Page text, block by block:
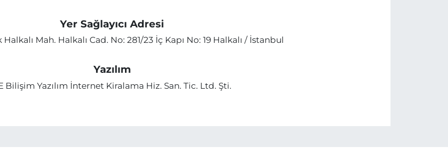
Yer Sağlayıcı Adresi
Mah. Halkalı Cad. No: 281/23 İç Kapı No: 19 Halkalı / İstanbul
Yazılım
Bilişim Yazılım İnternet Kiralama Hiz. San. Tic. Ltd. Şti.